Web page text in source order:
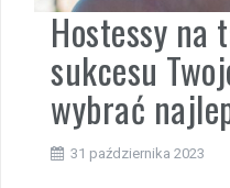
Hostessy na
sukcesu
wybrać
31 października 2023